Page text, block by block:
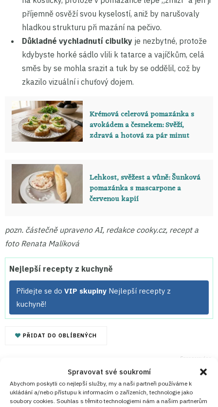
Spravovat své soukromí
Abychom poskytli co nejlepší služby, my a naši partneři používáme k
ukládání a/nebo přístupu k informacím o zařízeních, technologie jako
soubory cookies. Souhlas s těmito technologiemi nám a našim partnerům
příjemně osvěží svou kyselostí, aniž by narušovaly
hladkou strukturu při mazání na pečivo.
Důkladné vychladnutí cibulky je nezbytné, protože
kdybyste horké sádlo vlili k tatarce a vajíčkům, celá
směs by se mohla srazit a tuk by se oddělil, což by
zkazilo vizuální i chuťový dojem.
Krémová celerová pomazánka s
avokádem a česnekem: Svěží,
zdravá a hotová za pár minut
Lehkost, svěžest a vůně: Šunková
pomazánka s mascarpone a
červenou kapií
pozn. částečně upraveno AI, redakce cooky.cz, recept a
foto Renata Malíková
Nejlepší recepty z kuchyně
Přidejte se do VIP skupiny Nejlepší recepty z
kuchyně!
PŘIDAT DO OBLÍBENÝCH